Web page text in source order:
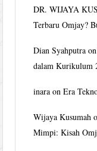
DR. WIJAYA
Terbaru Omjay?
Dian Syahputra
dalam Kurikulum
inara onEra
Wijaya Kusumah
Mimpi: Kisah